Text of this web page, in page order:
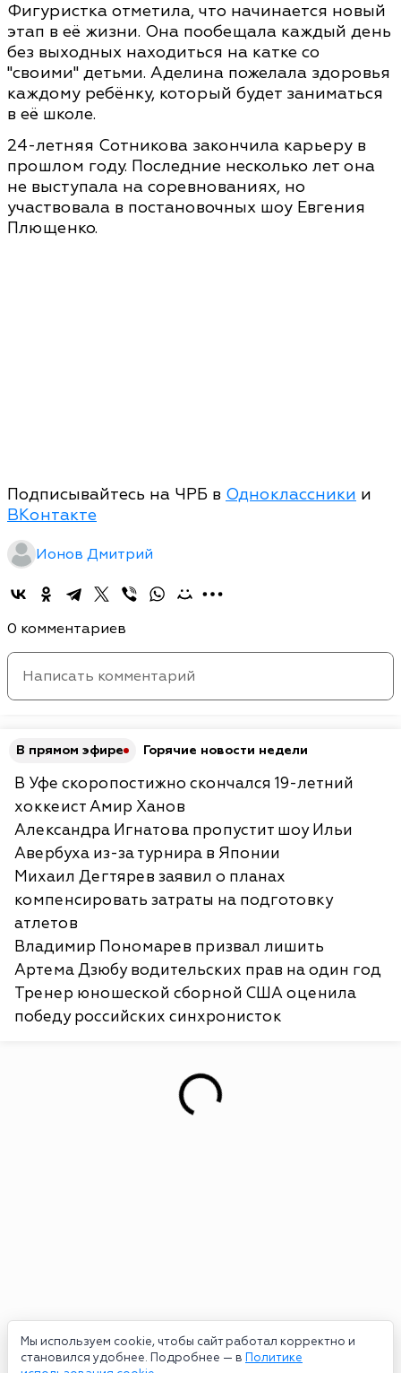
Мы используем cookie, чтобы сайт работал корректно и
становился удобнее. Подробнее — в Политике
Фигуристка отметила, что начинается новый
этап в её жизни. Она пообещала каждый день
без выходных находиться на катке со
"своими" детьми. Аделина пожелала здоровья
каждому ребёнку, который будет заниматься
в её школе.
24-летняя Сотникова закончила карьеру в
прошлом году. Последние несколько лет она
не выступала на соревнованиях, но
участвовала в постановочных шоу Евгения
Плющенко.
Подписывайтесь на ЧРБ в Одноклассники и
ВКонтакте
Ионов Дмитрий
0 комментариев
В прямом эфире Горячие новости недели
В Уфе скоропостижно скончался 19-летний
хоккеист Амир Ханов
Александра Игнатова пропустит шоу Ильи
Авербуха из-за турнира в Японии
Михаил Дегтярев заявил о планах
компенсировать затраты на подготовку
атлетов
Владимир Пономарев призвал лишить
Артема Дзюбу водительских прав на один год
Тренер юношеской сборной США оценила
победу российских синхронисток